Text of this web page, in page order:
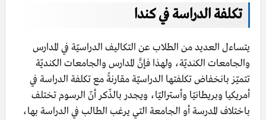
تكلفة الدراسة في كندا
يتساءل العديد من الطلاب عن التكاليف الدراسيّة في المدارس
والجامعات الكنديّة، ولهذا فإنَّ المدارس والجامعات الكنديّة
تتميّز بانخفاض تكلفتها الدراسيّة مقارنةً مع تكلفة الدراسة في
أمريكيا وبريطانيّا وأستراليّا، ويجدر بالذّكر أنّ الرسوم تختلف
باختلاف المدرسة أو الجامعة التي يرغب الطالب في الدراسة بها،